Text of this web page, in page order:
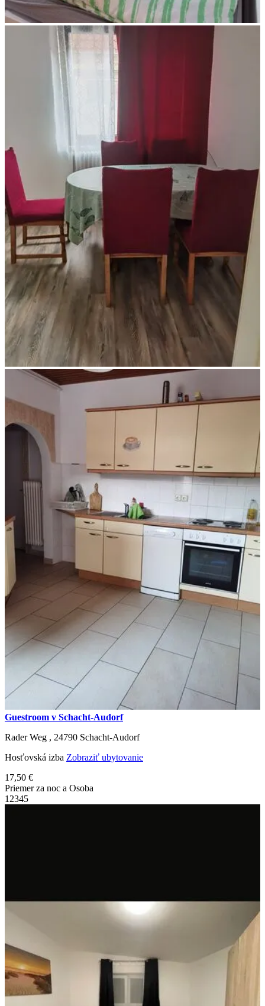
Guestroom v Schacht-Audorf
Rader Weg , 24790 Schacht-Audorf
Hosťovská izba Zobraziť ubytovanie
17,50 €
Priemer za noc a Osoba
1 2345